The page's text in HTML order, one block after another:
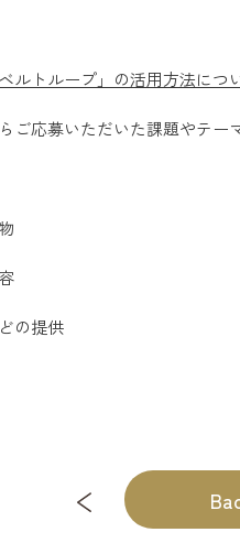
ルトループ」の活用方法につ
ご応募いただいた課題やテー
の提供